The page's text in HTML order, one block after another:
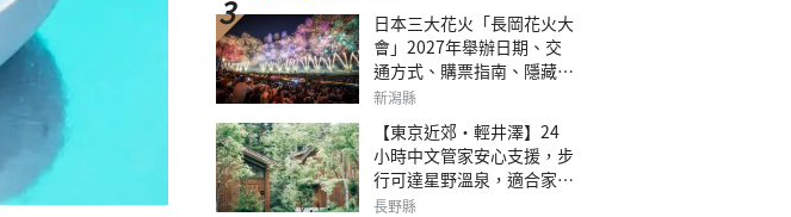
日本三大花火「長岡花火大
會」2027年舉辦日期、交
通方式、購票指南、隱藏欣
賞地點
新潟縣
【東京近郊・輕井澤】24
小時中文管家安心支援，步
行可達星野溫泉，適合家庭
旅行、三代同遊與紀念日的
長野縣